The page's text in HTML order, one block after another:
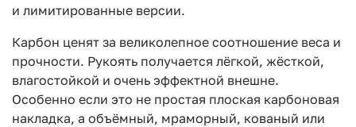
и лимитированные версии.
Карбон ценят за великолепное соотношение веса и
прочности. Рукоять получается лёгкой, жёсткой,
влагостойкой и очень эффектной внешне.
Особенно если это не простая плоская карбоновая
накладка, а объёмный, мраморный, кованый или